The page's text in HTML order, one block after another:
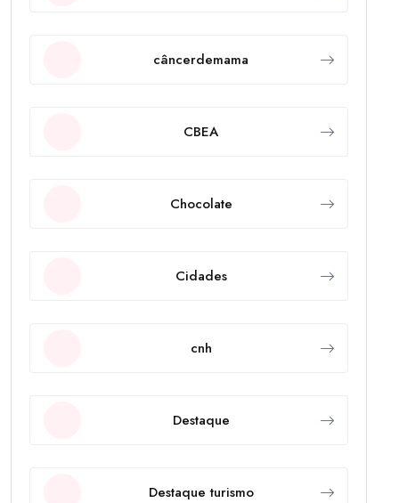
câncerdemama
CBEA
Chocolate
Cidades
cnh
Destaque
Destaque turismo